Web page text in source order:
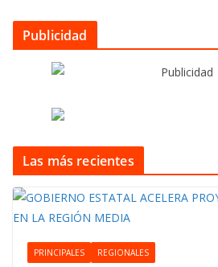
Publicidad
Las más recientes
PRINCIPALES REGIONALES